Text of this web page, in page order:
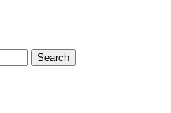
Search